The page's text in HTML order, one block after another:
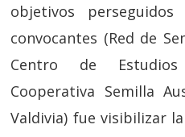
objetivos
convocantes (Red de
Centro de Estudios
Cooperativa Semilla
Valdivia) fue visibilizar